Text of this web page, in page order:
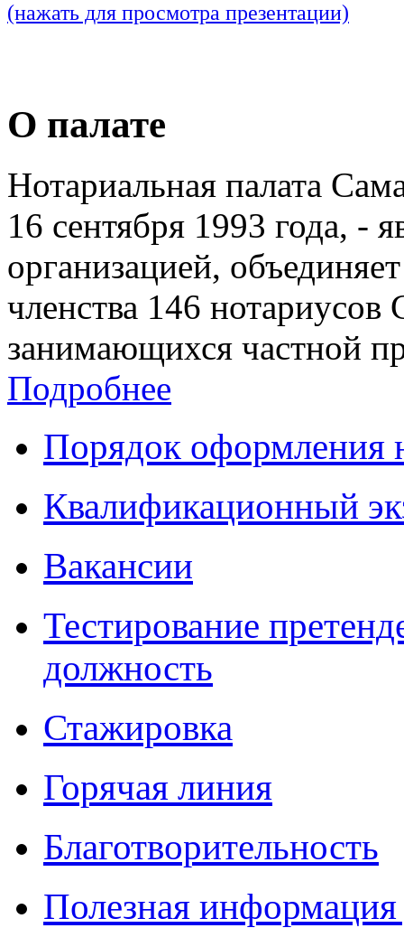
(нажать для просмотра презентации)
О палате
Нотариальная палата
16 сентября 1993 года, -
организацией,
членства 146 нотариусов
занимающихся частной
Подробнее
Порядок оформления
Квалификационный
Вакансии
Тестирование
должность
Стажировка
Горячая линия
Благотворительность
Полезная